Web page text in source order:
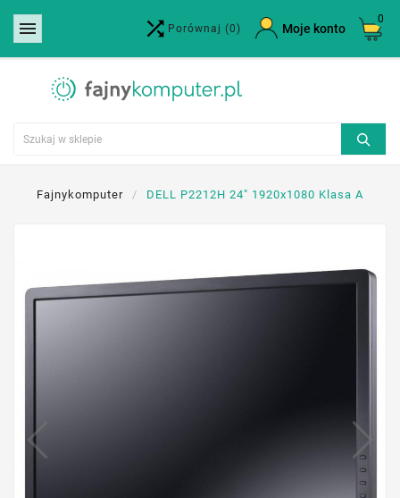
  Porównaj (0) Moje konto
0
Fajnykomputer DELL P2212H 24" 1920x1080 Klasa A
Utwórz listę życzeń ×
Nazwa listy życzeń
Anuluj Utwórz listę życzeń